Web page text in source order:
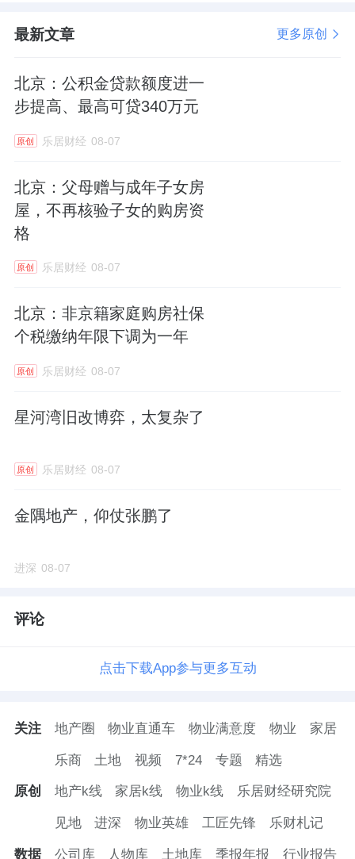
最新文章 更多原创
北京：公积金贷款额度进一
步提高、最高可贷340万元
原创 乐居财经 08-07
北京：父母赠与成年子女房
屋，不再核验子女的购房资
格
原创 乐居财经 08-07
北京：非京籍家庭购房社保
个税缴纳年限下调为一年
原创 乐居财经 08-07
星河湾旧改博弈，太复杂了
原创 乐居财经 08-07
金隅地产，仰仗张鹏了
进深 08-07
评论
点击下载App参与更多互动
关注 地产圈 物业直通车 物业满意度 物业 家居
乐商 土地 视频 7*24 专题 精选
原创 地产k线 家居k线 物业k线 乐居财经研究院
见地 进深 物业英雄 工匠先锋 乐财札记
数据 公司库 人物库 土地库 季报年报 行业报告